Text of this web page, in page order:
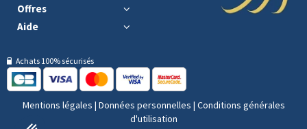
Offres
Aide
Achats 100% sécurisés
Mentions légales | Données personnelles | Conditions générales
d'utilisation